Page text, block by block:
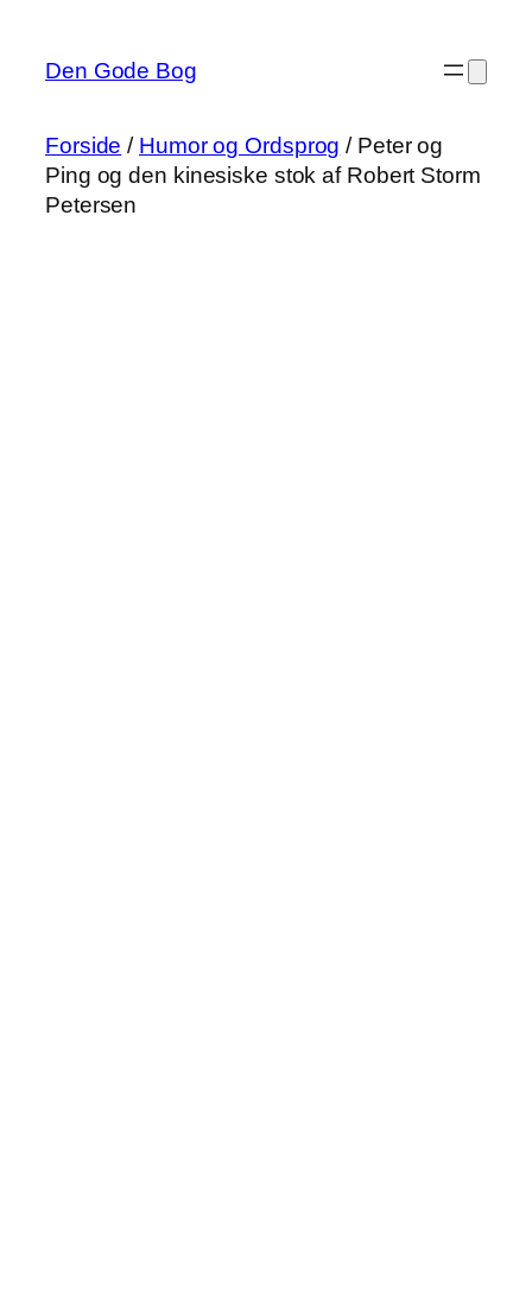
indhold
Den Gode Bog
Forside / Humor og Ordsprog / Peter og
Ping og den kinesiske stok af Robert Storm
Petersen